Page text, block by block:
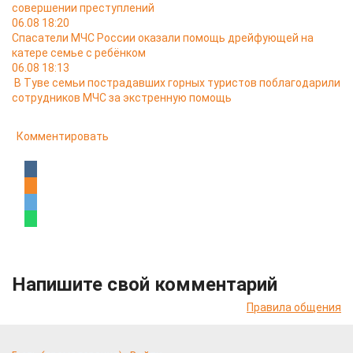
совершении преступлений
06.08 18:20
Спасатели МЧС России оказали помощь дрейфующей на
катере семье с ребёнком
06.08 18:13
В Туве семьи пострадавших горных туристов поблагодарили
сотрудников МЧС за экстренную помощь
Комментировать
Напишите свой комментарий
Правила общения